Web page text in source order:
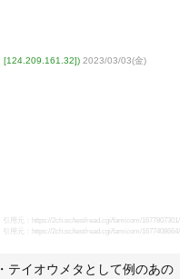
[124.209.161.32]) 2023/03/03(金)
引用元：
https://2ch.sc/test/read.cgi/famicom/1677807301/
引用元：
https://2ch.sc/test/read.cgi/famicom/1677408664/
テイオウメタとして例のあの